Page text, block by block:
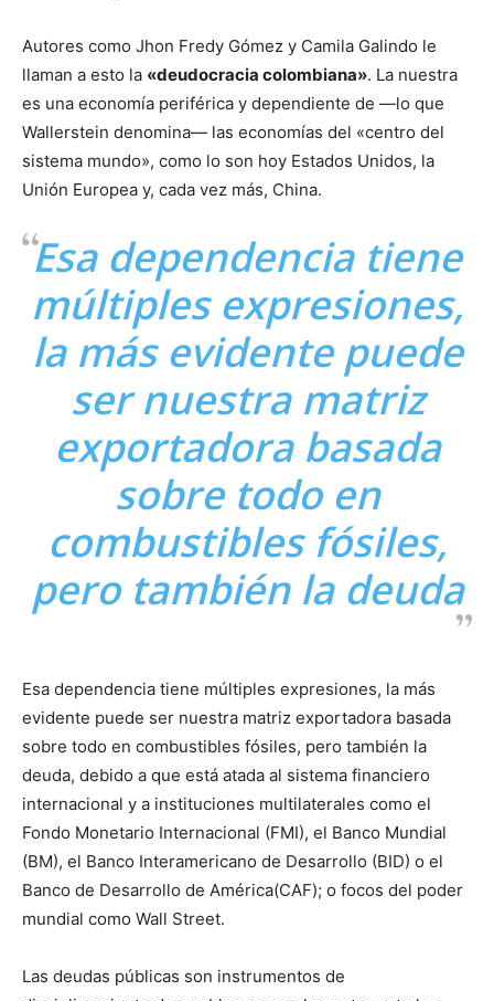
Autores como Jhon Fredy Gómez y Camila Galindo le
llaman a esto la «deudocracia colombiana». La nuestra
es una economía periférica y dependiente de —lo que
Wallerstein denomina— las economías del «centro del
sistema mundo», como lo son hoy Estados Unidos, la
Unión Europea y, cada vez más, China.
Esa dependencia tiene
múltiples expresiones,
la más evidente puede
ser nuestra matriz
exportadora basada
sobre todo en
combustibles fósiles,
pero también la deuda
Esa dependencia tiene múltiples expresiones, la más
evidente puede ser nuestra matriz exportadora basada
sobre todo en combustibles fósiles, pero también la
deuda, debido a que está atada al sistema financiero
internacional y a instituciones multilaterales como el
Fondo Monetario Internacional (FMI), el Banco Mundial
(BM), el Banco Interamericano de Desarrollo (BID) o el
Banco de Desarrollo de América(CAF); o focos del poder
mundial como Wall Street.
Las deudas públicas son instrumentos de